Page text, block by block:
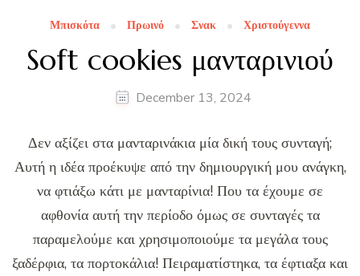
Μπισκότα Πρωινό Σνακ Χριστούγεννα
Soft cookies μανταρινιού
December 13, 2024
Δεν αξίζει στα μανταρινάκια μία δική τους συνταγή;
Αυτή η ιδέα προέκυψε από την δημιουργική μου ανάγκη,
να φτιάξω κάτι με μανταρίνια! Που τα έχουμε σε
αφθονία αυτή την περίοδο όμως σε συνταγές τα
παραμελούμε και χρησιμοποιούμε τα μεγάλα τους
ξαδέρφια, τα πορτοκάλια! Πειραματίστηκα, τα έφτιαξα και